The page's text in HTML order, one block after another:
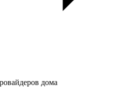
дома